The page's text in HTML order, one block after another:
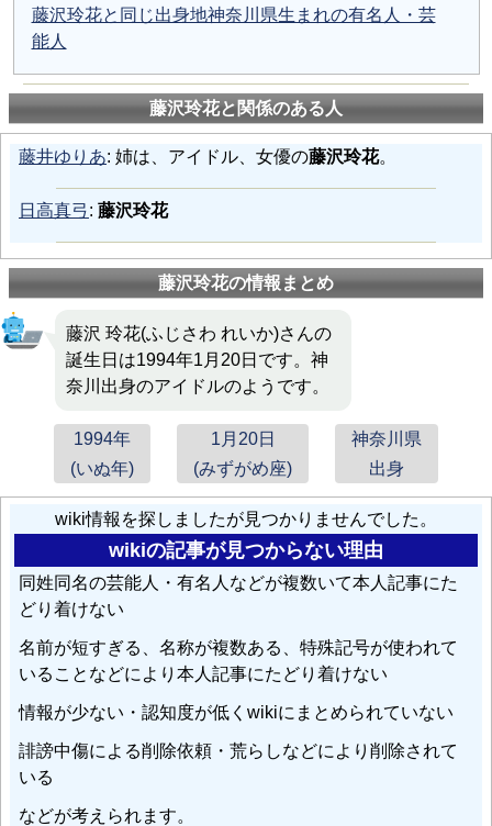
藤沢玲花と同じ出身地神奈川県生まれの有名人・芸
能人
藤沢玲花と関係のある人
藤井ゆりあ: 姉は、アイドル、女優の藤沢玲花。
日高真弓: 藤沢玲花
藤沢玲花の情報まとめ
藤沢 玲花(ふじさわ れいか)さんの
誕生日は1994年1月20日です。神
奈川出身のアイドルのようです。
1994年
(いぬ年)
1月20日
(みずがめ座)
神奈川県
出身
wiki情報を探しましたが見つかりませんでした。
wikiの記事が見つからない理由
同姓同名の芸能人・有名人などが複数いて本人記事にた
どり着けない
名前が短すぎる、名称が複数ある、特殊記号が使われて
いることなどにより本人記事にたどり着けない
情報が少ない・認知度が低くwikiにまとめられていない
誹謗中傷による削除依頼・荒らしなどにより削除されて
いる
などが考えられます。